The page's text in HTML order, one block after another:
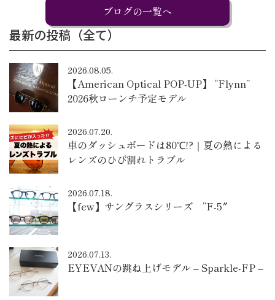
ブログの一覧へ
最新の投稿（全て）
2026.08.05.
【American Optical POP-UP】 “Flynn”
2026秋ローンチ予定モデル
2026.07.20.
車のダッシュボードは80℃!?｜夏の熱による
レンズのひび割れトラブル
2026.07.18.
【few】サングラスシリーズ ”F-5″
2026.07.13.
EYEVANの跳ね上げモデル – Sparkle-FP –